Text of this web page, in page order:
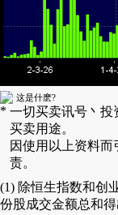
这是什麽?
* 一切买卖讯号丶投
买卖用途。
因使用以上资料
责。
(1) 除恒生指数和创
份股成交金额总和得